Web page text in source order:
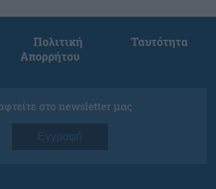
Πολιτική
Απορρήτου
Ταυτότητα
στο newsletter μας
Εγγραφή